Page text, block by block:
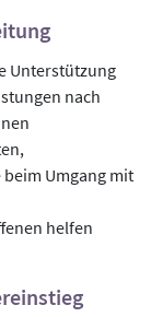
Unterstützung
nach
Umgang mit
helfen